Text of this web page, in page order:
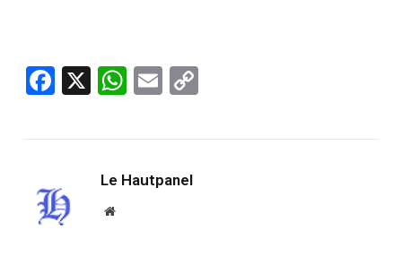
Facebook
X WhatsApp
Email
Le Hautpanel
Website